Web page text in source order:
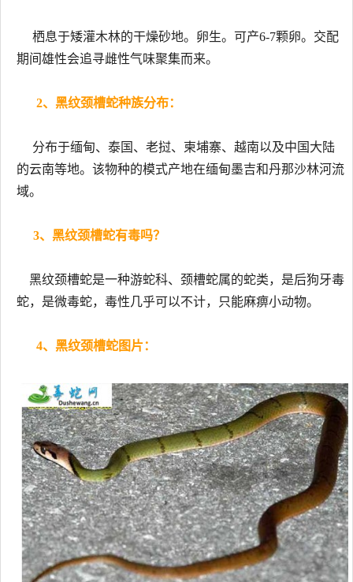
栖息于矮灌木林的干燥砂地。卵生。可产6-7颗卵。交配
期间雄性会追寻雌性气味聚集而来。
2、黑纹颈槽蛇种族分布：
分布于缅甸、泰国、老挝、柬埔寨、越南以及中国大陆
的云南等地。该物种的模式产地在缅甸墨吉和丹那沙林河流
域。
3、黑纹颈槽蛇有毒吗？
黑纹颈槽蛇是一种游蛇科、颈槽蛇属的蛇类，是后狗牙毒
蛇，是微毒蛇，毒性几乎可以不计，只能麻痹小动物。
4、黑纹颈槽蛇图片：